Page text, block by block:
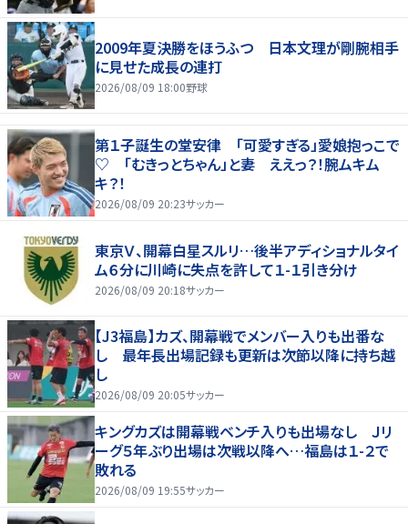
2009年夏決勝をほうふつ 日本文理が剛腕相手
に見せた成長の連打
2026/08/09 18:00野球
第１子誕生の堂安律 「可愛すぎる」愛娘抱っこで
♡ 「むきっとちゃん」と妻 ええっ？！腕ムキム
キ？！
2026/08/09 20:23サッカー
東京Ｖ、開幕白星スルリ…後半アディショナルタイ
ム６分に川崎に失点を許して１-１引き分け
2026/08/09 20:18サッカー
【J3福島】カズ、開幕戦でメンバー入りも出番な
し 最年長出場記録も更新は次節以降に持ち越
し
2026/08/09 20:05サッカー
キングカズは開幕戦ベンチ入りも出場なし Ｊリ
ーグ５年ぶり出場は次戦以降へ…福島は１-２で
敗れる
2026/08/09 19:55サッカー